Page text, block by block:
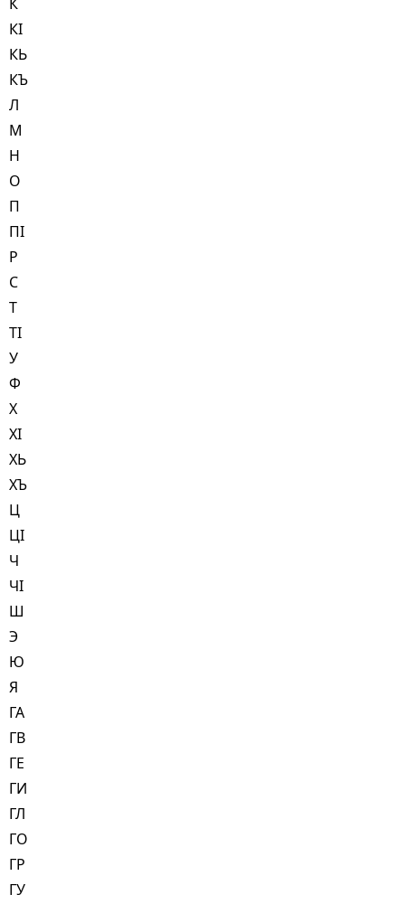
КI
КЬ
КЪ
Л
М
Н
О
П
ПI
Р
С
Т
ТI
У
Ф
Х
ХI
ХЬ
ХЪ
Ц
ЦI
Ч
ЧI
Ш
Э
Ю
Я
ГА
ГВ
ГЕ
ГИ
ГЛ
ГО
ГР
ГУ